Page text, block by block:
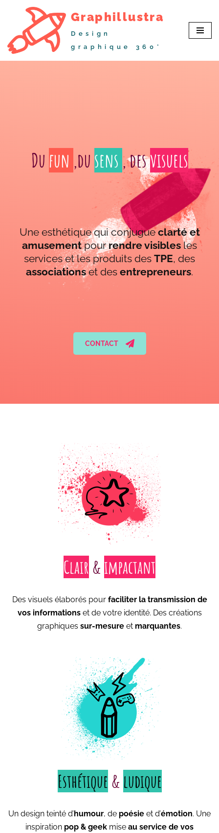
au
contenu
Graphillustra
Design
graphique 360°
Du fun ,du sens , desvisuels
Une esthétique qui conjugueclarté et
amusementpourrendre visibles les
services et les produits des TPE, des
associationset des entrepreneurs.
CONTACT
Clair&impactant
Des visuels élaborés pour faciliter la transmission de
vos informationset de votre identité. Des créations
graphiques sur-mesure et marquantes.
Esthétique& ludique
Un design teinté d’humour, de poésie et d’émotion. Une
inspiration pop & geek mise au service de vos